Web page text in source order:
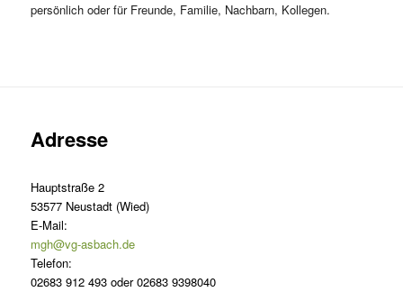
persönlich oder für Freunde, Familie, Nachbarn, Kollegen.
Adresse
Hauptstraße 2
53577 Neustadt (Wied)
E-Mail:
mgh@vg-asbach.de
Telefon:
02683 912 493 oder 02683 9398040